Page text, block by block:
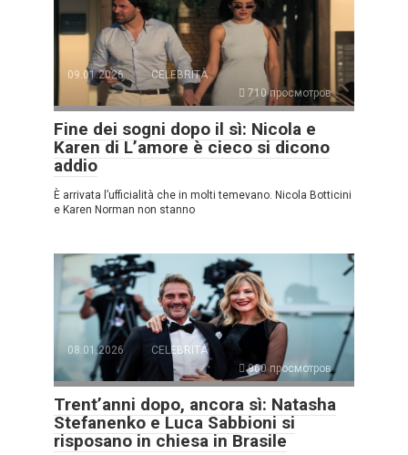
09.01.2026
CELEBRITÀ
710 просмотров
Fine dei sogni dopo il sì: Nicola e
Karen di L’amore è cieco si dicono
addio
È arrivata l’ufficialità che in molti temevano. Nicola Botticini
e Karen Norman non stanno
08.01.2026
CELEBRITÀ
960 просмотров
Trent’anni dopo, ancora sì: Natasha
Stefanenko e Luca Sabbioni si
risposano in chiesa in Brasile